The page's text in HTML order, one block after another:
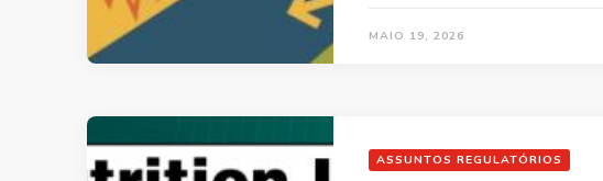
MAIO 19, 2026
ASSUNTOS REGULATÓRIOS